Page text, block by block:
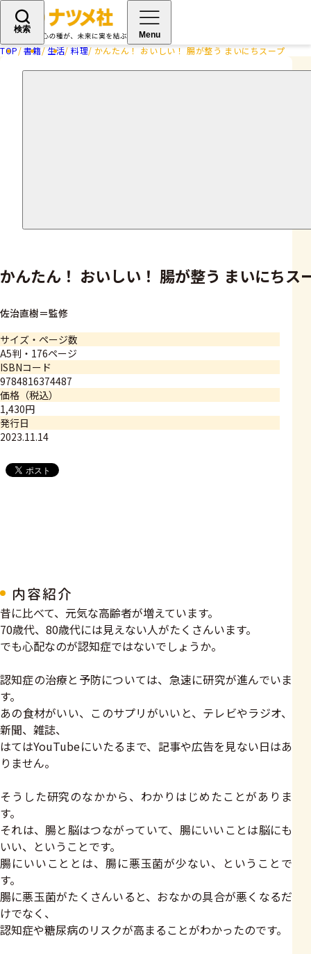
検索
Menu
TOP 書籍 生活 料理 かんたん！ おいしい！ 腸が整う まいにちスープ
かんたん！ おいしい！ 腸が整う まいにちス
佐治直樹＝監修
サイズ・ページ数
A5判・176ページ
ISBNコード
9784816374487
価格（税込）
1,430円
発行日
2023.11.14
内容紹介
昔に比べて、元気な高齢者が増えています。
70歳代、80歳代には見えない人がたくさんいます。
でも心配なのが認知症ではないでしょうか。
認知症の治療と予防については、急速に研究が進んでいま
す。
あの食材がいい、このサプリがいいと、テレビやラジオ、
新聞、雑誌、
はてはYouTubeにいたるまで、記事や広告を見ない日はあ
りません。
そうした研究のなかから、わかりはじめたことがありま
す。
それは、腸と脳はつながっていて、腸にいいことは脳にも
いい、ということです。
腸にいいこととは、腸に悪玉菌が少ない、ということで
す。
腸に悪玉菌がたくさんいると、おなかの具合が悪くなるだ
けでなく、
認知症や糖尿病のリスクが高まることがわかったのです。